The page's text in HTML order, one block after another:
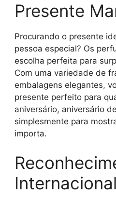
Presente
Procurando o presente
pessoa especial? Os
escolha perfeita para
Com uma variedade de
embalagens elegantes,
presente perfeito para
aniversário, aniversário
simplesmente para
importa.
Internacional